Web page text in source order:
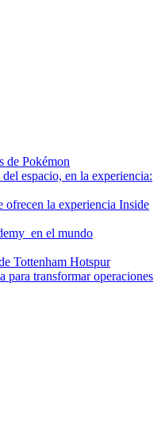
de Pokémon
espacio, en la experiencia:
ofrecen la experiencia Inside
en el mundo
Tottenham Hotspur
transformar operaciones